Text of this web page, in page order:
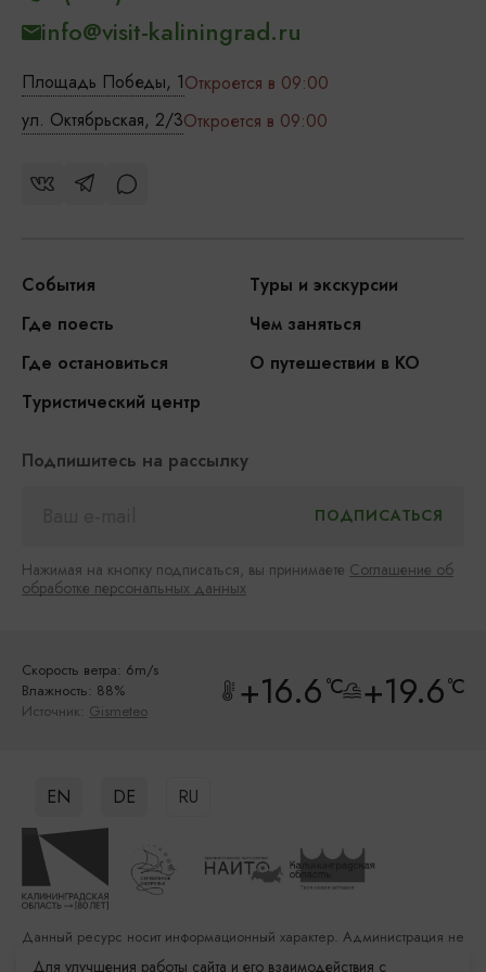
Площадь Победы, 1Откроется в 09:00
ул. Октябрьская, 2/3Откроется в 09:00
info@visit-kaliningrad.ru
События
Туры и экскурсии
Где поесть
Чем заняться
Где остановиться
О путешествии в КО
Туристический центр
Подпишитесь на рассылку
Нажимая на кнопку подписаться, вы принимаете Соглашение об
обработке персональных данных
Скорость ветра: 6m/s
Влажность: 88%
Источник: Gismeteo +16.6°C +19.6°C
EN DE RU
Данный ресурс носит информационный характер. Администрация не
несет ответственности за качество услуг, предоставленных
Для улучшения работы сайта и его взаимодействия с